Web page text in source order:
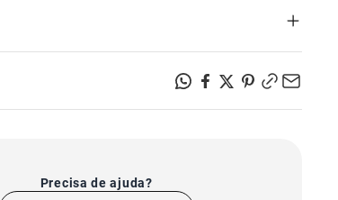
Precisa de ajuda?